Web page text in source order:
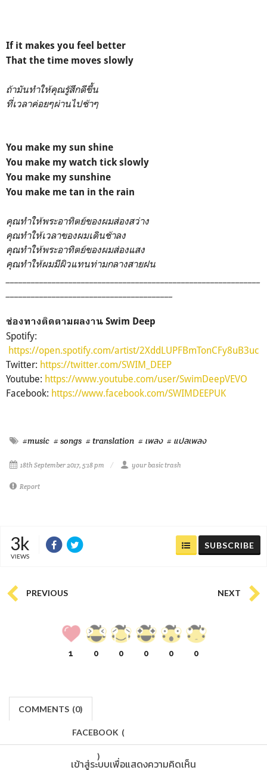
If it makes you feel better
That the time moves slowly
ถ้ามันทำให้คุณรู้สึกดีขึ้น
ที่เวลาค่อยๆผ่านไปช้าๆ
You make my sun shine
You make my watch tick slowly
You make my sunshine
You make me tan in the rain
คุณทำให้พระอาทิตย์ของผมส่องสว่าง
คุณทำให้เวลาของผมเดินช้าลง
คุณทำให้พระอาทิตย์ของผมส่องแสง
คุณทำให้ผมมีผิวแทนท่ามกลางสายฝน
ช่องทางติดตามผลงาน Swim Deep
Spotify:
https://open.spotify.com/artist/2XddLUPFBmTonCFy8uB3uc
Twitter: https://twitter.com/SWIM_DEEP
Youtube: https://www.youtube.com/user/SwimDeepVEVO
Facebook: https://www.facebook.com/SWIMDEEPUK
#music # songs # translation # เพลง # แปลเพลง
18th September 2017, 5:18 pm your basic trash
Report
3k
VIEWS
SUBSCRIBE
PREVIOUS NEXT
1 0 0 0 0 0
COMMENTS (0)
FACEBOOK (
)
เข้าสู่ระบบเพื่อแสดงความคิดเห็น